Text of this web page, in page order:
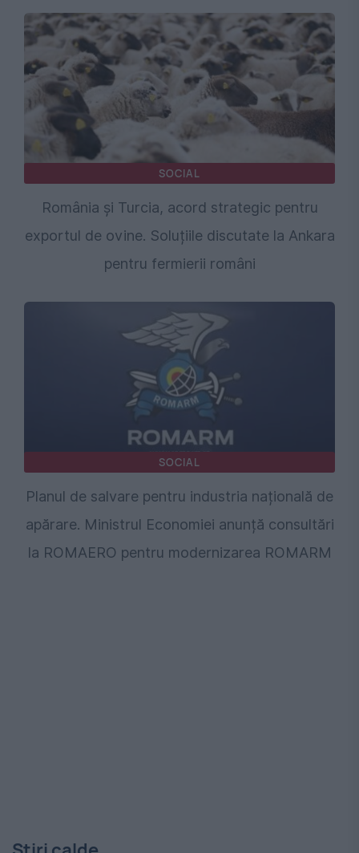
SOCIAL
România și Turcia, acord strategic pentru
exportul de ovine. Soluțiile discutate la Ankara
pentru fermierii români
SOCIAL
Planul de salvare pentru industria națională de
apărare. Ministrul Economiei anunță consultări
la ROMAERO pentru modernizarea ROMARM